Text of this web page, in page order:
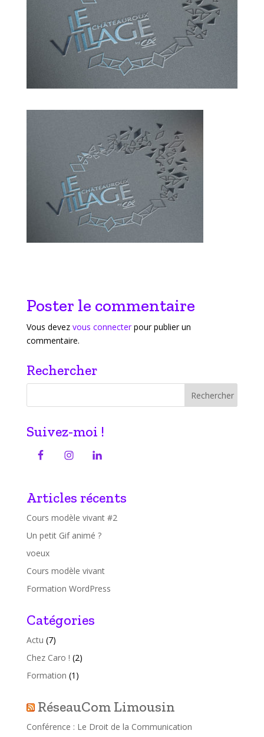
Poster le commentaire
Vous devez vous connecterpour publier un
commentaire.
Rechercher
Suivez-moi !
Articles récents
Cours modèle vivant #2
Un petit Gif animé ?
voeux
Cours modèle vivant
Formation WordPress
Catégories
Actu (7)
Chez Caro ! (2)
Formation (1)
RéseauCom Limousin
Conférence : Le Droit de la Communication